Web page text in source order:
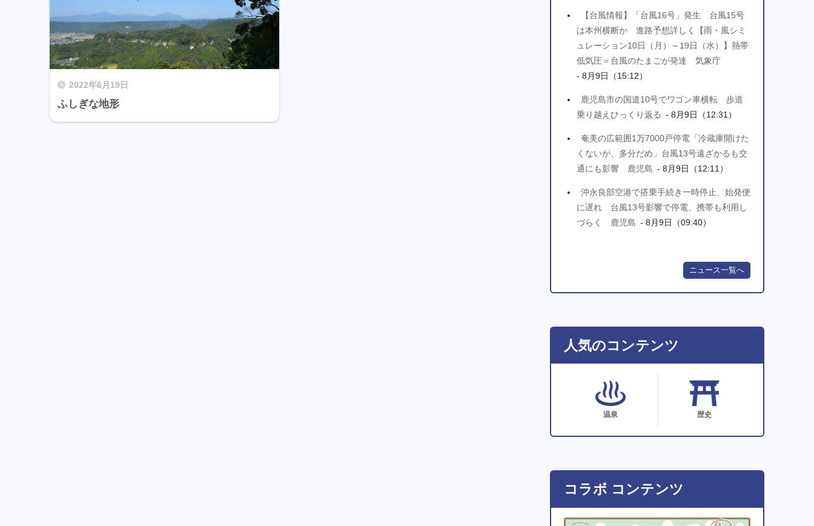
2022年6月19日
ふしぎな地形
【台風情報】「台風16号」発生 台風15号
は本州横断か 進路予想詳しく【雨・風シミ
ュレーション10日（月）～19日（水）】熱帯
低気圧＝台風のたまごが発達 気象庁
- 8月9日（15:12）
鹿児島市の国道10号でワゴン車横転 歩道
乗り越えひっくり返る - 8月9日（12:31）
奄美の広範囲1万7000戸停電「冷蔵庫開けた
くないが、多分だめ」台風13号遠ざかるも交
通にも影響 鹿児島 - 8月9日（12:11）
沖永良部空港で搭乗手続き一時停止、始発便
に遅れ 台風13号影響で停電、携帯も利用し
づらく 鹿児島 - 8月9日（09:40）
ニュース一覧へ
人気のコンテンツ
温泉 歴史
コラボ コンテンツ